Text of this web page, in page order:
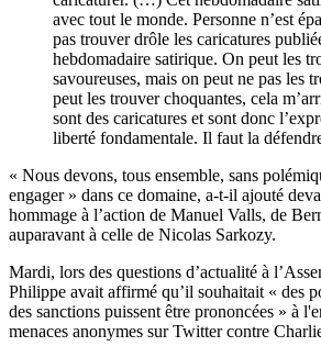
avec tout le monde. Personne n’est
pas trouver drôle les caricatures
hebdomadaire satirique. On peut les
savoureuses, mais on peut ne pas les
peut les trouver choquantes, cela
sont des caricatures et sont donc
liberté fondamentale. Il faut la
« Nous devons, tous ensemble, sans
engager » dans ce domaine, a-t-il ajouté
hommage à l’action de Manuel Valls, de
auparavant à celle de Nicolas Sarkozy.
Mardi, lors des questions d’actualité à
Philippe avait affirmé qu’il souhaitait « des
des sanctions puissent être prononcées » à
menaces anonymes sur Twitter contre